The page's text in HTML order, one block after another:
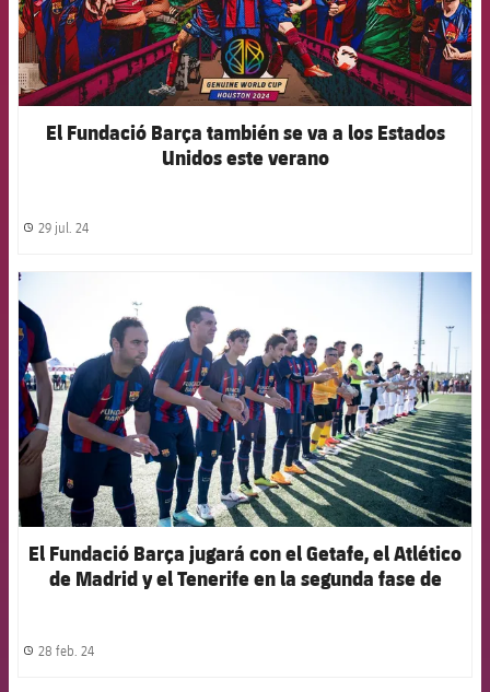
El Fundació Barça también se va a los Estados
Unidos este verano
label.share.clock
29 jul. 24
El Fundació Barça jugará con el Getafe, el Atlético
de Madrid y el Tenerife en la segunda fase de
label.share.clock
28 feb. 24